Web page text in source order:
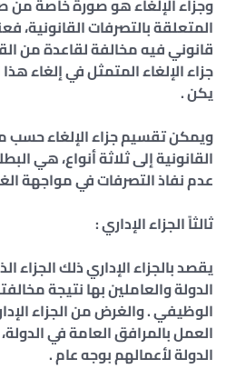
وجزاء الإلغاء هو صورة خاصة من
المتعلقة بالتصرفات القانونية،
قانوني فيه مخالفة لقاعدة من
جزاء الإلغاء المتمثل في إلغاء
يكن .
ويمكن تقسيم جزاء الإلغاء
القانونية إلى ثلاثة أنواع، هي
عدم نفاذ التصرفات في مواجهة
ثالثاً الجزاء الإداري :
يقصد بالجزاء الإداري ذلك
الدولة والعاملين بها نتيجة
الوظيفي . والغرض من الجزاء
العمل بالمرافق العامة في
الدولة لأعمالهم بوجه عام .